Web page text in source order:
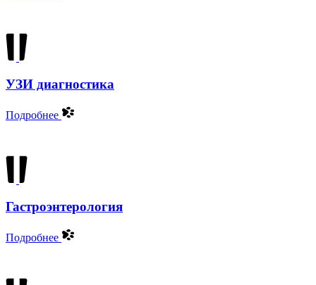
УЗИ диагностика
Подробнее
Гастроэнтерология
Подробнее